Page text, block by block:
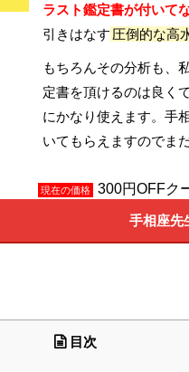
ラスト鑑定書が付いて
引きはなす 圧倒的な高
もちろんその分析も、
定書を頂けるのは良く
にかなり使えます。手
いてもらえますのでま
現在の価格 300円OFFク
手相座先
目次